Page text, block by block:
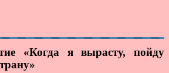
«Когда я вырасту, пойду